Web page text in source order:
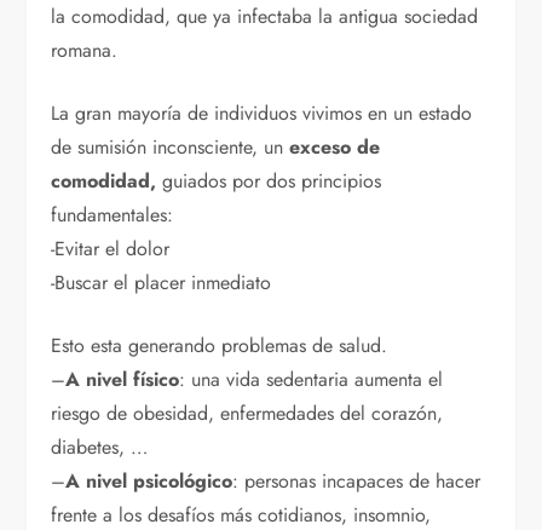
la comodidad, que ya infectaba la antigua sociedad
romana.
La gran mayoría de individuos vivimos en un estado
de sumisión inconsciente, unexceso de
comodidad, guiados por dos principios
fundamentales:
-Evitar el dolor
-Buscar el placer inmediato
Esto esta generando problemas de salud.
–A nivel físico: una vida sedentaria aumenta el
riesgo de obesidad, enfermedades del corazón,
diabetes, …
–A nivel psicológico: personas incapaces de hacer
frente a los desafíos más cotidianos, insomnio,